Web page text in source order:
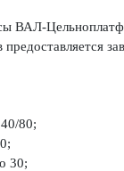
ВАЛ-
80;
30;